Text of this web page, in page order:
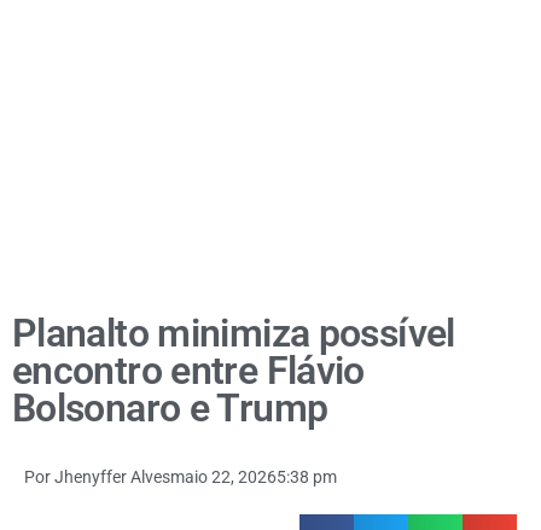
Planalto minimiza possível
encontro entre Flávio
Bolsonaro e Trump
PorJhenyffer Alvesmaio 22, 20265:38 pm